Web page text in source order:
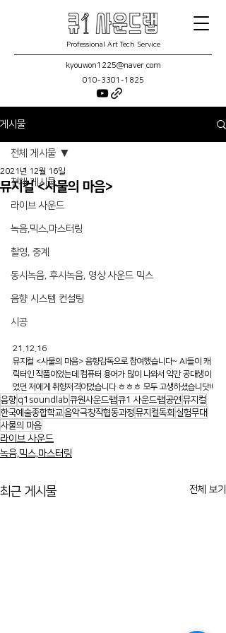
Professional Art Tech Service
kyouwon1225@naver.com
010-3301-1825
게시물
전체 게시물
라이브 사운드
녹음,믹스,마스터링
촬영, 중계
동시녹음, 후시녹음, 영상 사운드 믹스
음향 시스템 컨설팅
시공
전체 게시물
뮤지컬 <사물의 마음>
2021년 12월 16일
21.12.16
뮤지컬 <사물의 마음> 음향감독으로 참여했습니다~ AI들이 캐
릭터인 작품이었는데 컴퓨터 용어가 많이 나와서 약간 공대생이
었던 저에게 취향저격이었습니다 ㅎㅎㅎ 모두 고생하셨습니닷!!
음향 q1soundlab 큐원사운드랩큐1 사운드랩공연 뮤지컬
한국예술종합학교음악극창작협동과정 뮤지컬독회 실험무대
사물의 마음
라이브 사운드
녹음,믹스,마스터링
최근 게시물 전체 보기